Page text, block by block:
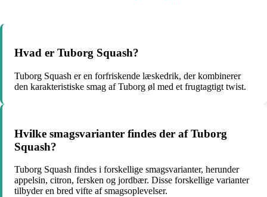
Hvad er Tuborg Squash?
Tuborg Squash er en forfriskende læskedrik, der kombinerer
den karakteristiske smag af Tuborg øl med et frugtagtigt twist.
Hvilke smagsvarianter findes der af Tuborg
Squash?
Tuborg Squash findes i forskellige smagsvarianter, herunder
appelsin, citron, fersken og jordbær. Disse forskellige varianter
tilbyder en bred vifte af smagsoplevelser.